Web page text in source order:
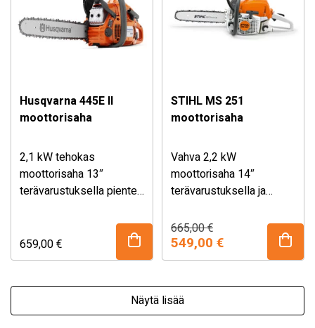
Husqvarna 445E II
moottorisaha
2,1 kW tehokas
moottorisaha 13″
terävarustuksella pienten
karsintaan. Varusteltu
Smart Start -
kevytkäynnistyksellä ja
pikakiristyksellä.
659,00€
STIHL MS 251
moottorisaha
Vahva 2,2 kW
moottorisaha 14″
terävarustuksella ja
moottorilla. Soveltuu
erinomaisesti metsän
harvennustöihin, puiden
pilkkomiseen.
Yksvipukäyttö, teräketjun
665,00€
Alkuperäinen
hinta
549,00 €
Nykyinen
hinta
Näytä lisää